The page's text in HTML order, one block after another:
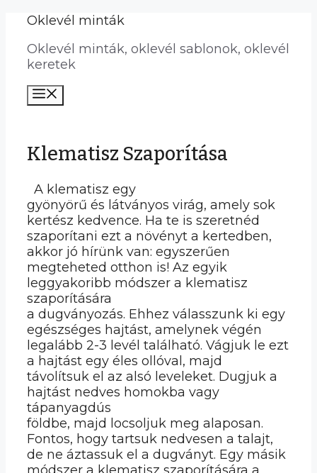
Kilépés
tartalomba
Oklevél minták
Oklevél minták, oklevél sablonok, oklevél
keretek
Klematisz Szaporítása
A klematisz egy
gyönyörű és látványos virág, amely sok
kertész kedvence. Ha te is szeretnéd
szaporítani ezt a növényt a kertedben,
akkor jó hírünk van: egyszerűen
megteheted otthon is! Az egyik
leggyakoribb módszer a klematisz
szaporítására
a dugványozás. Ehhez válasszunk ki egy
egészséges hajtást, amelynek végén
legalább 2-3 levél található. Vágjuk le ezt
a hajtást egy éles ollóval, majd
távolítsuk el az alsó leveleket. Dugjuk a
hajtást nedves homokba vagy
tápanyagdús
földbe, majd locsoljuk meg alaposan.
Fontos, hogy tartsuk nedvesen a talajt,
de ne áztassuk el a dugványt. Egy másik